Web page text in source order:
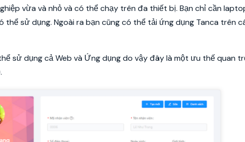
vừa và nhỏ và có thể chạy trên đa thiết bị. Bạn chỉ cần
thể sử dụng. Ngoài ra bạn cũng có thể tải ứng dụng Tanca trên
sử dụng cả Web và Ứng dụng do vậy đây là một ưu thế quan